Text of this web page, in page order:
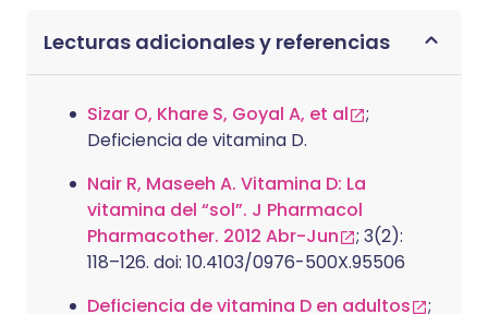
Lecturas adicionales y referencias
Sizar O, Khare S, Goyal A, et al
;
Deficiencia de vitamina D.
Nair R, Maseeh A. Vitamina D: La
vitamina del “sol”. J Pharmacol
Pharmacother. 2012 Abr-Jun
; 3(2):
118–126. doi: 10.4103/0976-500X.95506
Deficiencia de vitamina D en adultos
;